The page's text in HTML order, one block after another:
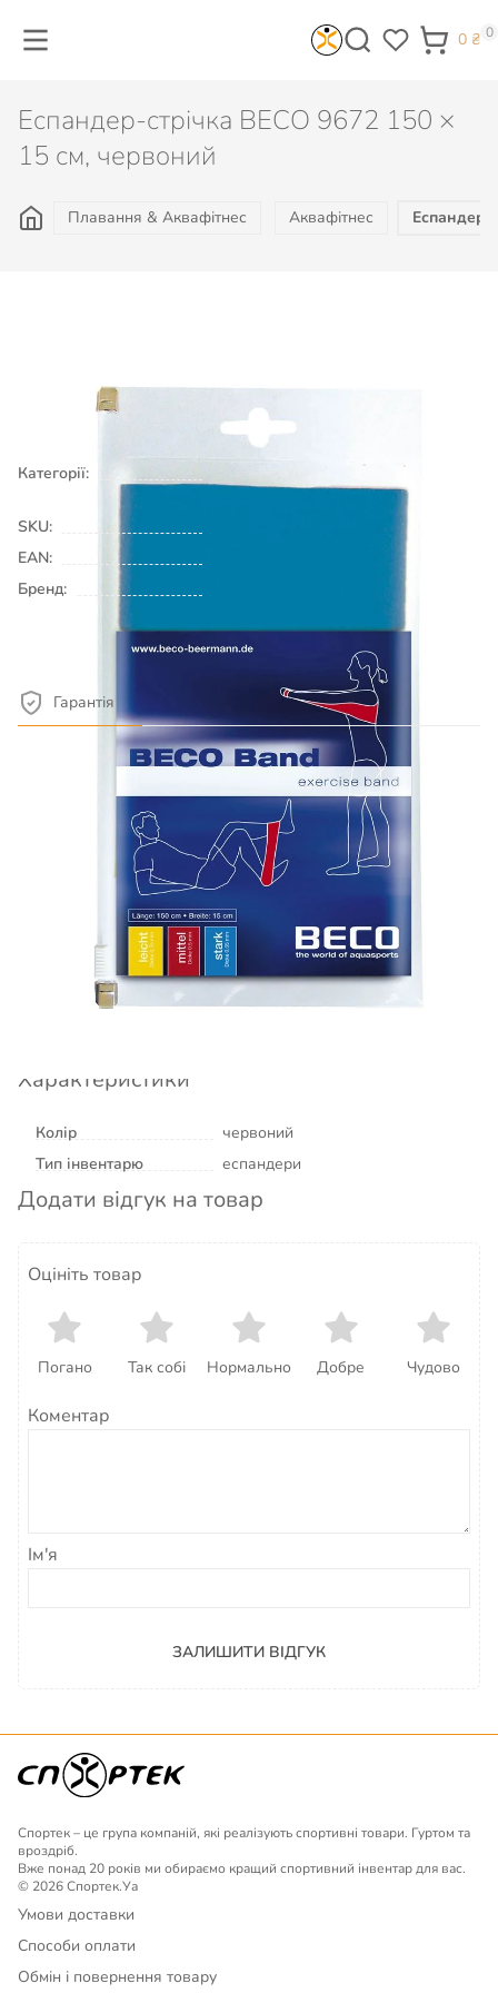
0 ₴ 0
Еспандер-стрічка BECO 9672 150 ×
15 см, червоний
Плавання & Аквафітнес Аквафітнес Еспандер-
Категорії:
Плавання & Аквафітнес
Аквафітнес
SKU:
EAN:
Бренд:
Детальніше про товар
Гарантія
Обмін або повернення товару протягом 14 днів. Гарантія на
всі товари 6 місяців.
Опис товару
Матеріал: латекс Еспандер має різне навантаження,
що можна розрізнити за кольорами Колір /
Навантаження: 3 жовтий легкий, 5 червоний середній,
6 синій жорсткий Розмір: 150 х 15 см Постачальник і
розробник: BECO Beermann GmbH & Co.KG
Характеристики
Колір
червоний
Тип інвентарю
еспандери
Додати відгук на товар
Оцініть товар
Погано Так собі Нормально Добре Чудово
Коментар
Ім'я
ЗАЛИШИТИ ВІДГУК
Спортек – це група компаній, які реалізують спортивні товари. Гуртом та
вроздріб.
Вже понад 20 років ми обираємо кращий спортивний інвентар для вас.
© 2026 Спортек.Уа
Умови доставки
Способи оплати
Обмін і повернення товару